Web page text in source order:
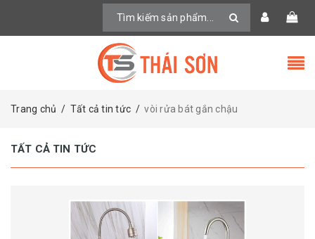
Trang chủ / Tất cả tin tức / vòi rửa bát gắn chậu
TẤT CẢ TIN TỨC